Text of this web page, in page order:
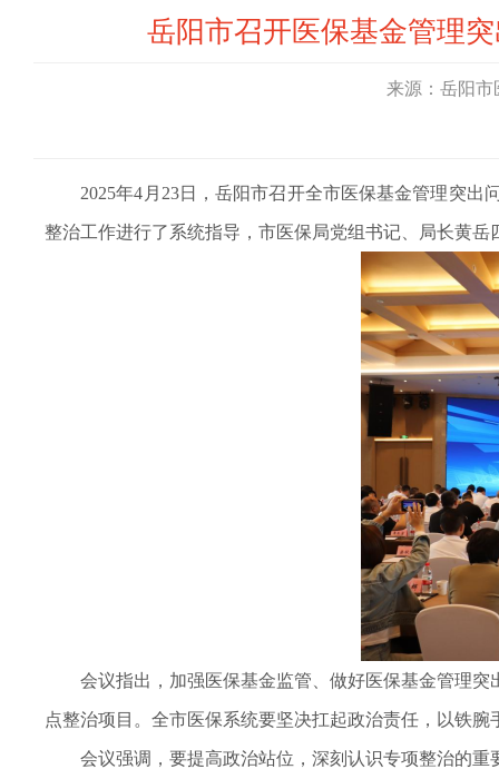
岳阳市召开医保基金管理
来源：岳阳市
2025年4月23日，岳阳市召开全市医保基金管理突出
整治工作进行了系统指导，市医保局党组书记、局长黄岳
会议指出，加强医保基金监管、做好医保基金管理突
点整治项目。全市医保系统要坚决扛起政治责任，以铁
会议强调，要提高政治站位，深刻认识专项整治的重